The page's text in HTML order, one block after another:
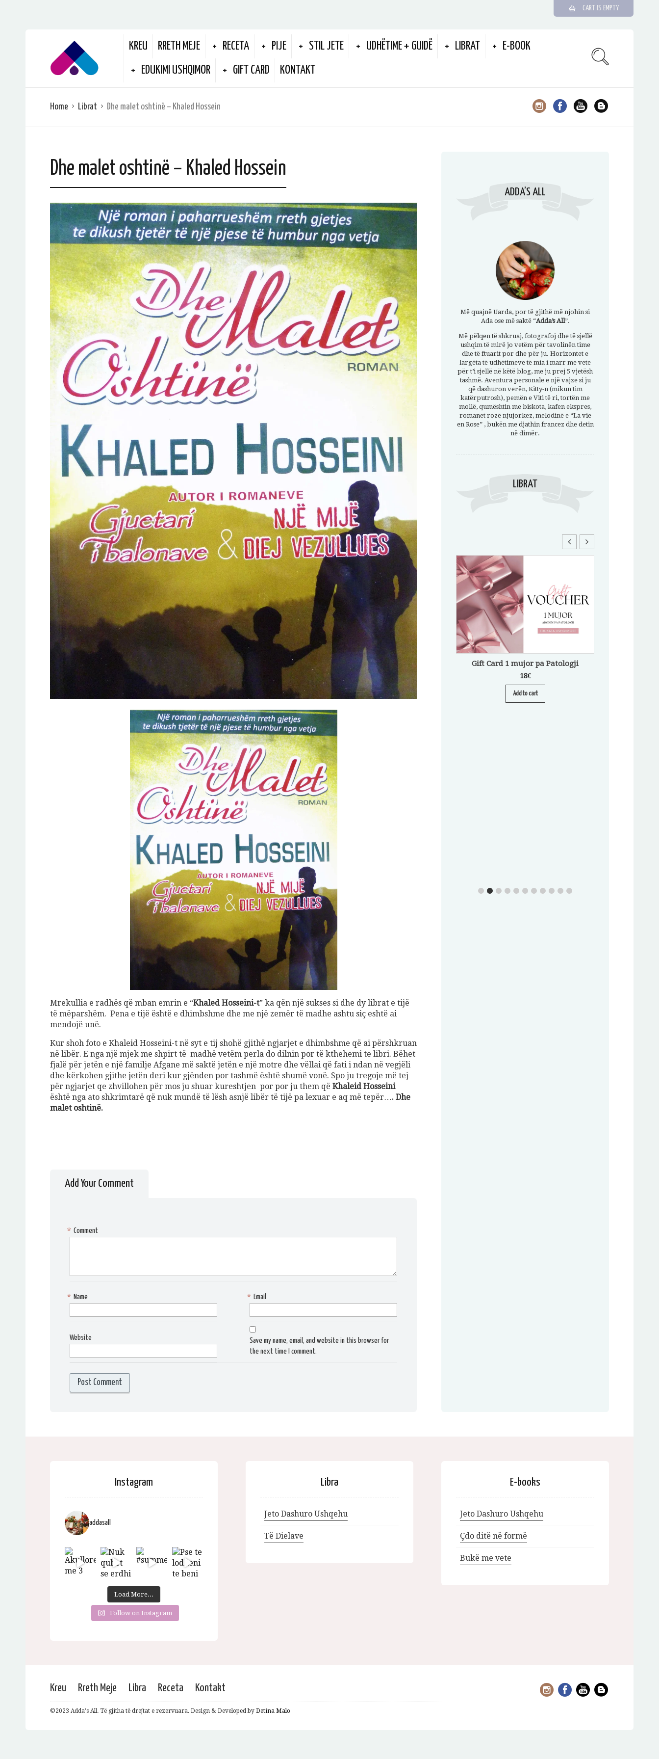
CART IS EMPTY
KREU RRETH MEJE RECETA PIJE STIL JETE UDHËTIME + GUIDË LIBRAT E-BOOK
EDUKIMI USHQIMOR GIFT CARD KONTAKT
Home Librat Dhe malet oshtinë – Khaled Hossein
Dhe malet oshtinë – Khaled Hossein
Mrekullia e radhës që mban emrin e “Khaled Hosseini-t” ka qën një sukses si dhe dy librat e tijë
të mëparshëm. Pena e tijë është e dhimbshme dhe me një zemër të madhe ashtu siç eshtë ai
mendojë unë.
Kur shoh foto e Khaleid Hosseini-t në syt e tij shohë gjithë ngjarjet e dhimbshme që ai përshkruan
në libër. E nga një mjek me shpirt të madhë vetëm perla do dilnin por të kthehemi te libri. Bëhet
fjalë për jetën e një familje Afgane më saktë jetën e një motre dhe vëllai që fati i ndan në vegjëli
dhe kërkohen gjithe jetën deri kur gjënden por tashmë është shumë vonë. Spo ju tregoje më tej
për ngjarjet qe zhvillohen për mos ju shuar kureshtjen por por ju them që Khaleid Hosseini
është nga ato shkrimtarë që nuk mundë të lësh asnjë libër të tijë pa lexuar e aq më tepër…. Dhe
malet oshtinë.
Add Your Comment
Comment
*
Name
* Email
*
Website
Save my name, email, and website in this browser for
the next time I comment.
ADDA’S ALL
Më quajnë Uarda, por të gjithë më njohin si
Ada ose më saktë “Adda’s All”.
Më pëlqen të shkruaj, fotografoj dhe të sjellë
ushqim të mirë jo vetëm për tavolinën time
dhe të ftuarit por dhe për ju. Horizontet e
largëta të udhëtimeve të mia i marr me vete
për t’i sjellë në këtë blog, me ju prej 5 vjetësh
tashmë. Aventura personale e një vajze si ju
që dashuron verën, Kitty-n (mikun tim
katërputrosh), pemën e Viti të ri, tortën me
mollë, qumështin me biskota, kafen ekspres,
romanet rozë njujorkez, melodinë e “La vie
en Rose” , bukën me djathin francez dhe detin
në dimër.
LIBRAT
Jeto Dashuro Ushqehu
10€
Add to cart
Gift Card 3 mujore per Patologji
70€
Add to cart
Gift Card 1 mujor pa Patologji
18€
Add to cart
Instagram
addasall
Load More...
Follow on Instagram
Libra
Jeto Dashuro Ushqehu
Të Dielave
E-books
Jeto Dashuro Ushqehu
Çdo ditë në formë
Bukë me vete
Kreu Rreth Meje Libra Receta Kontakt
©2023 Adda's All. Të gjitha të drejtat e rezervuara. Design & Developed by Detina Malo